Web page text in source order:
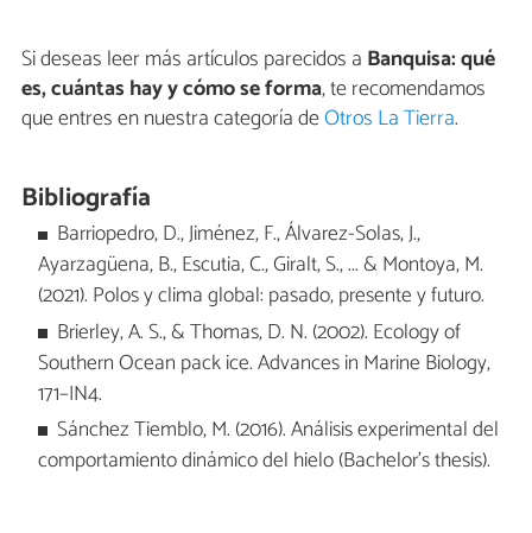
Si deseas leer más artículos parecidos a Banquisa: qué
es, cuántas hay y cómo se forma, te recomendamos
que entres en nuestra categoría deOtros La Tierra.
Bibliografía
Barriopedro, D., Jiménez, F., Álvarez-Solas, J.,
Ayarzagüena, B., Escutia, C., Giralt, S., ... & Montoya, M.
(2021). Polos y clima global: pasado, presente y futuro.
Brierley, A. S., & Thomas, D. N. (2002). Ecology of
Southern Ocean pack ice. Advances in Marine Biology,
171–IN4.
Sánchez Tiemblo, M. (2016). Análisis experimental del
comportamiento dinámico del hielo (Bachelor's thesis).